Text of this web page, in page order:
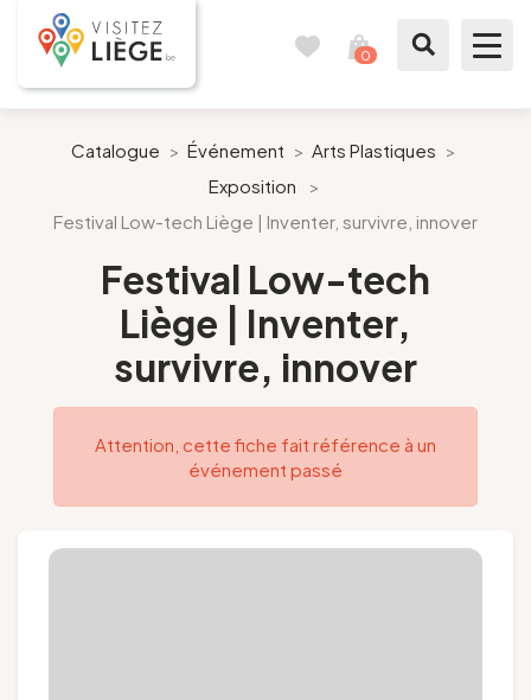
0
Préparer mon séjour
Nos suggestions
Pays de Liège
Presse
Catalogue > Événement > Arts Plastiques >
Exposition
>
Festival Low-tech Liège | Inventer, survivre, innover
Festival Low-tech
Liège | Inventer,
survivre, innover
Attention, cette fiche fait référence à un
événement passé